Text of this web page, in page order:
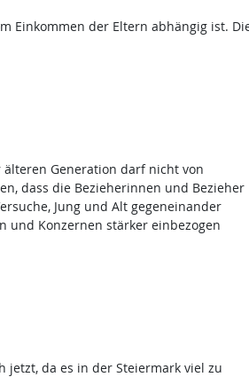
Einkommen der Eltern abhängig ist.
älteren Generation darf nicht von
dass die Bezieherinnen und Bezieher
Jung und Alt gegeneinander
und Konzernen stärker einbezogen
jetzt, da es in der Steiermark viel zu